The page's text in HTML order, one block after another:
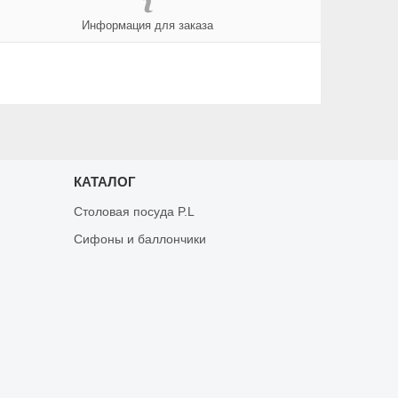
Информация для заказа
КАТАЛОГ
Столовая посуда P.L
Сифоны и баллончики